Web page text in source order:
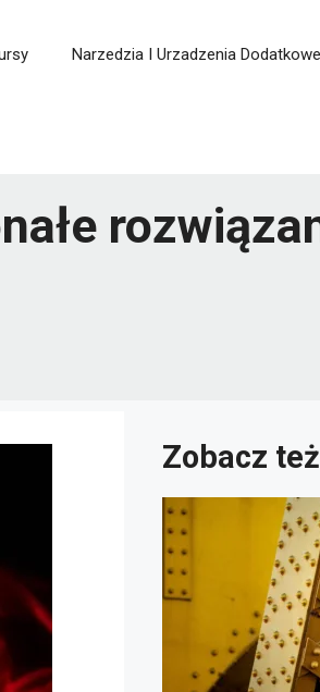
Narzedzia I Urzadzenia Dodatkowe
Zobacz też